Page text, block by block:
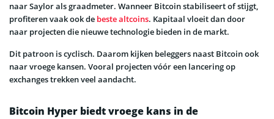
naar Saylor als graadmeter. Wanneer Bitcoin stabiliseert of stijgt,
profiteren vaak ook de beste altcoins. Kapitaal vloeit dan door
naar projecten die nieuwe technologie bieden in de markt.
Dit patroon is cyclisch. Daarom kijken beleggers naast Bitcoin ook
naar vroege kansen. Vooral projecten vóór een lancering op
exchanges trekken veel aandacht.
Bitcoin Hyper biedt vroege kans in de